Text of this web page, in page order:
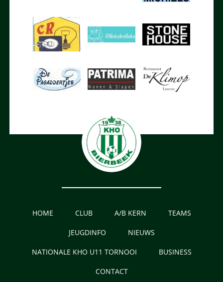
HOME CLUB A/B KERN TEAMS
JEUGDINFO NIEUWS
NATIONALE KHO U11 TORNOOI BUSINESS
CONTACT